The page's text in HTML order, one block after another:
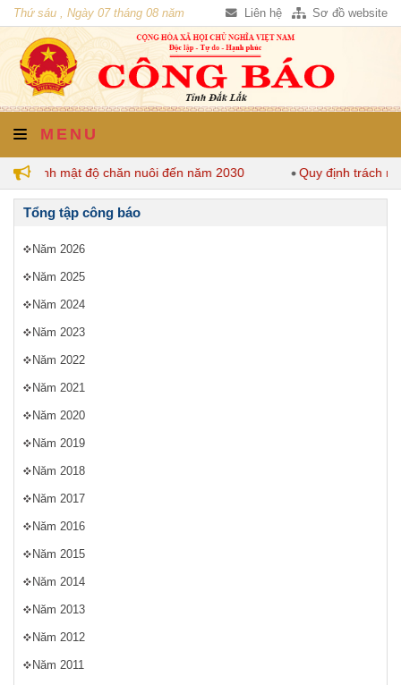
Thứ sáu , Ngày 07 tháng 08 năm
2026
Liên hệ Sơ đồ website
MENU
định mật độ chăn nuôi đến năm 2030 Quy định trách
Tổng tập công báo
Năm 2026
Năm 2025
Năm 2024
Năm 2023
Năm 2022
Năm 2021
Năm 2020
Năm 2019
Năm 2018
Năm 2017
Năm 2016
Năm 2015
Năm 2014
Năm 2013
Năm 2012
Năm 2011